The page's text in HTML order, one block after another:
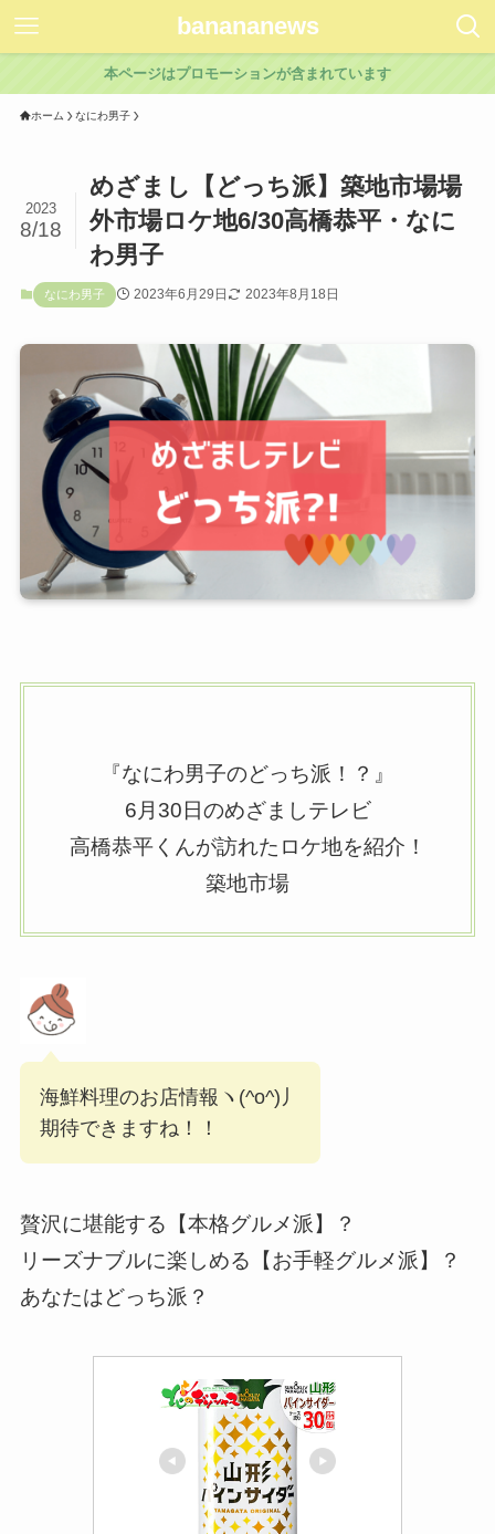
banananews
本ページはプロモーションが含まれています
ホーム なにわ男子
めざまし【どっち派】築地市場場
外市場ロケ地6/30高橋恭平・なに
わ男子
2023
8/18
なにわ男子 2023年6月29日 2023年8月18日
『なにわ男子のどっち派！？』
6月30日のめざましテレビ
高橋恭平くんが訪れたロケ地を紹介！
築地市場
海鮮料理のお店情報ヽ(^o^)丿
期待できますね！！
贅沢に堪能する【本格グルメ派】？
リーズナブルに楽しめる【お手軽グルメ派】？
あなたはどっち派？